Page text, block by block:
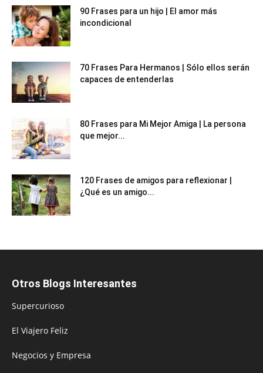
90 Frases para un hijo | El amor más
incondicional
70 Frases Para Hermanos | Sólo ellos serán
capaces de entenderlas
80 Frases para Mi Mejor Amiga | La persona
que mejor...
120 Frases de amigos para reflexionar |
¿Qué es un amigo...
Otros Blogs Interesantes
Supercurioso
El Viajero Feliz
Negocios y Empresa